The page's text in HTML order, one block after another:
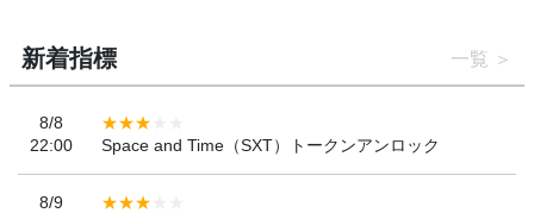
新着指標 一覧
8/8
22:00
Space and Time（SXT）トークンアンロック
8/9